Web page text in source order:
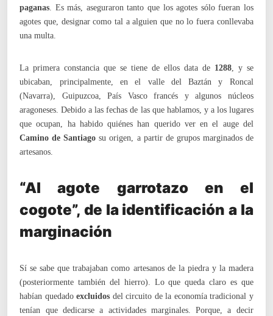
paganas. Es más, aseguraron tanto que los agotes sólo fueran los
agotes que, designar como tal a alguien que no lo fuera conllevaba
una multa.
La primera constancia que se tiene de ellos data de 1288, y se
ubicaban, principalmente, en el valle del Baztán y Roncal
(Navarra), Guipuzcoa, País Vasco francés y algunos núcleos
aragoneses. Debido a las fechas de las que hablamos, y a los lugares
que ocupan, ha habido quiénes han querido ver en el auge del
Camino de Santiago su origen, a partir de grupos marginados de
artesanos.
“Al agote garrotazo en el
cogote”, de la identificación a la
marginación
Sí se sabe que trabajaban como artesanos de la piedra y la madera
(posteriormente también del hierro). Lo que queda claro es que
habían quedadoexcluidos del circuito de la economía tradicional y
tenían que dedicarse a actividades marginales. Porque, a decir